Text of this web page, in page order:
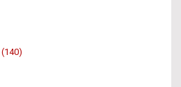
(140)